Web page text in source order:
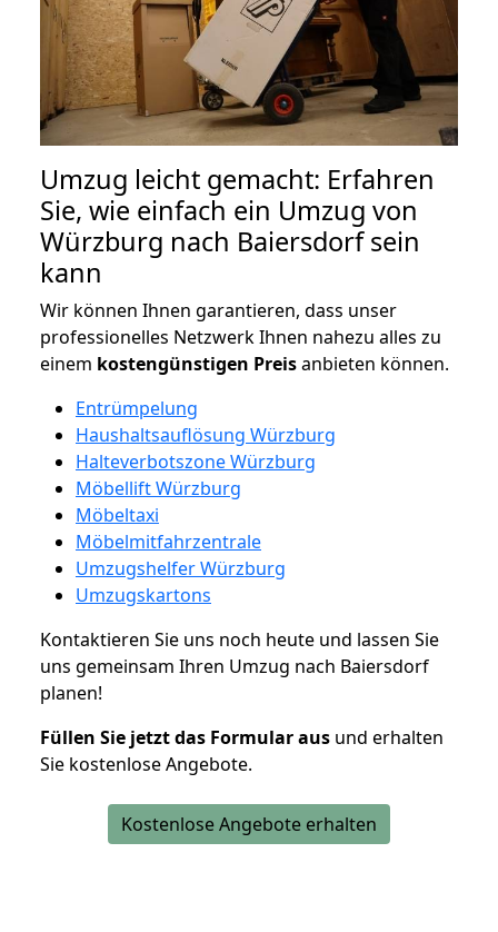
Umzug leicht gemacht: Erfahren
Sie, wie einfach ein Umzug von
Würzburg nach Baiersdorf sein
kann
Wir können Ihnen garantieren, dass unser
professionelles Netzwerk Ihnen nahezu alles zu
einem kostengünstigen Preisanbieten können.
Entrümpelung
Haushaltsauflösung Würzburg
Halteverbotszone Würzburg
Möbellift Würzburg
Möbeltaxi
Möbelmitfahrzentrale
Umzugshelfer Würzburg
Umzugskartons
Kontaktieren Sie uns noch heute und lassen Sie
uns gemeinsam Ihren Umzug nach Baiersdorf
planen!
Füllen Sie jetzt das Formular aus und erhalten
Sie kostenlose Angebote.
Kostenlose Angebote erhalten